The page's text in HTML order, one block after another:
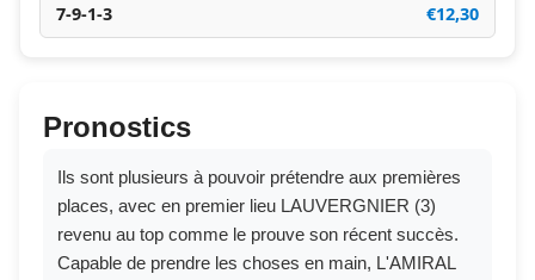
7-9-1-3 €12,30
Pronostics
Ils sont plusieurs à pouvoir prétendre aux premières
places, avec en premier lieu LAUVERGNIER (3)
revenu au top comme le prouve son récent succès.
Capable de prendre les choses en main, L'AMIRAL